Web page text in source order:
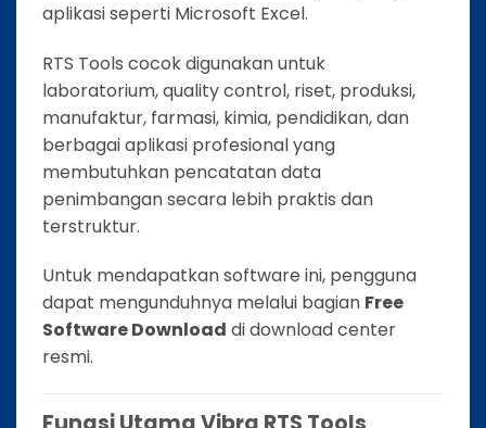
aplikasi seperti Microsoft Excel.
RTS Tools cocok digunakan untuk
laboratorium, quality control, riset, produksi,
manufaktur, farmasi, kimia, pendidikan, dan
berbagai aplikasi profesional yang
membutuhkan pencatatan data
penimbangan secara lebih praktis dan
terstruktur.
Untuk mendapatkan software ini, pengguna
dapat mengunduhnya melalui bagian Free
Software Download di download center
resmi.